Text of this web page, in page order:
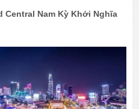
Central Nam Kỳ Khởi Nghĩa